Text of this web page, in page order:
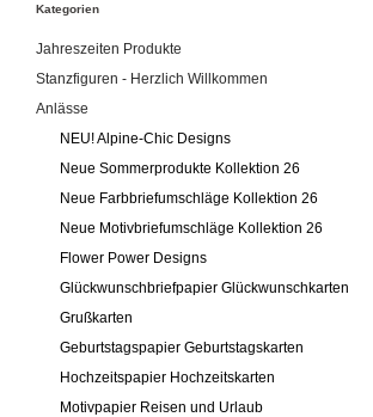
Kategorien
Jahreszeiten Produkte
Stanzfiguren - Herzlich Willkommen
Anlässe
NEU! Alpine-Chic Designs
Neue Sommerprodukte Kollektion 26
Neue Farbbriefumschläge Kollektion 26
Neue Motivbriefumschläge Kollektion 26
Flower Power Designs
Glückwunschbriefpapier Glückwunschkarten
Grußkarten
Geburtstagspapier Geburtstagskarten
Hochzeitspapier Hochzeitskarten
Motivpapier Reisen und Urlaub